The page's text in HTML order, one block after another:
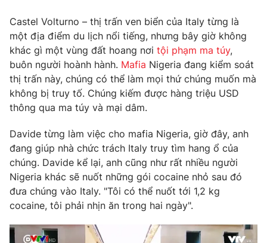
Câu chuyện quốc tế
Tài chính
Thị trường
Góc doanh nghiệp
Dữ liệu và đời sống
Truyền hình
Phim VTV
Hậu trường
Nhân vật
Khán giả
Giải sao mai
Giải trí
Âm nhạc
Sao
Đời sống
Du lịch
Làm đẹp
Chất lượng cuộc sống
Giáo dục
Tuyển sinh
Học trực tuyến
Công nghệ
Hitech Công nghệ tương lai
Giao lưu trực tuyến
Castel Volturno – thị trấn ven biển của Italy từng là
một địa điểm du lịch nổi tiếng, nhưng bây giờ không
khác gì một vùng đất hoang nơi tội phạm ma túy,
buôn người hoành hành. Mafia Nigeria đang kiểm soát
thị trấn này, chúng có thể làm mọi thứ chúng muốn mà
không bị truy tố. Chúng kiếm được hàng triệu USD
thông qua ma túy và mại dâm.
Davide từng làm việc cho mafia Nigeria, giờ đây, anh
đang giúp nhà chức trách Italy truy tìm hang ổ của
chúng. Davide kể lại, anh cũng như rất nhiều người
Nigeria khác sẽ nuốt những gói cocaine nhỏ sau đó
đưa chúng vào Italy. "Tôi có thể nuốt tới 1,2 kg
cocaine, tôi phải nhịn ăn trong hai ngày".